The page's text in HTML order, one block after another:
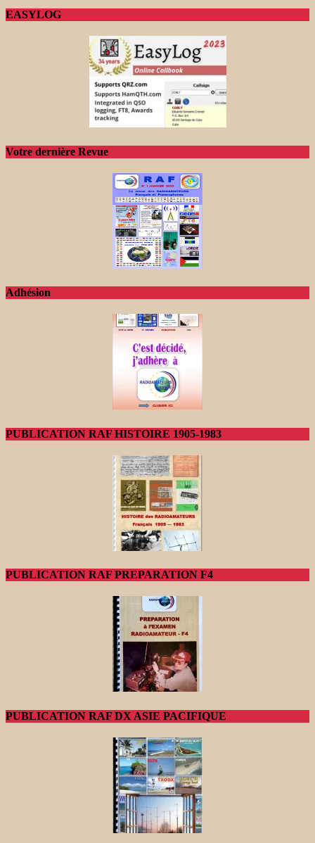
EASYLOG
Votre dernière Revue
Adhésion
PUBLICATION RAF HISTOIRE 1905-1983
PUBLICATION RAF PREPARATION F4
PUBLICATION RAF DX ASIE PACIFIQUE